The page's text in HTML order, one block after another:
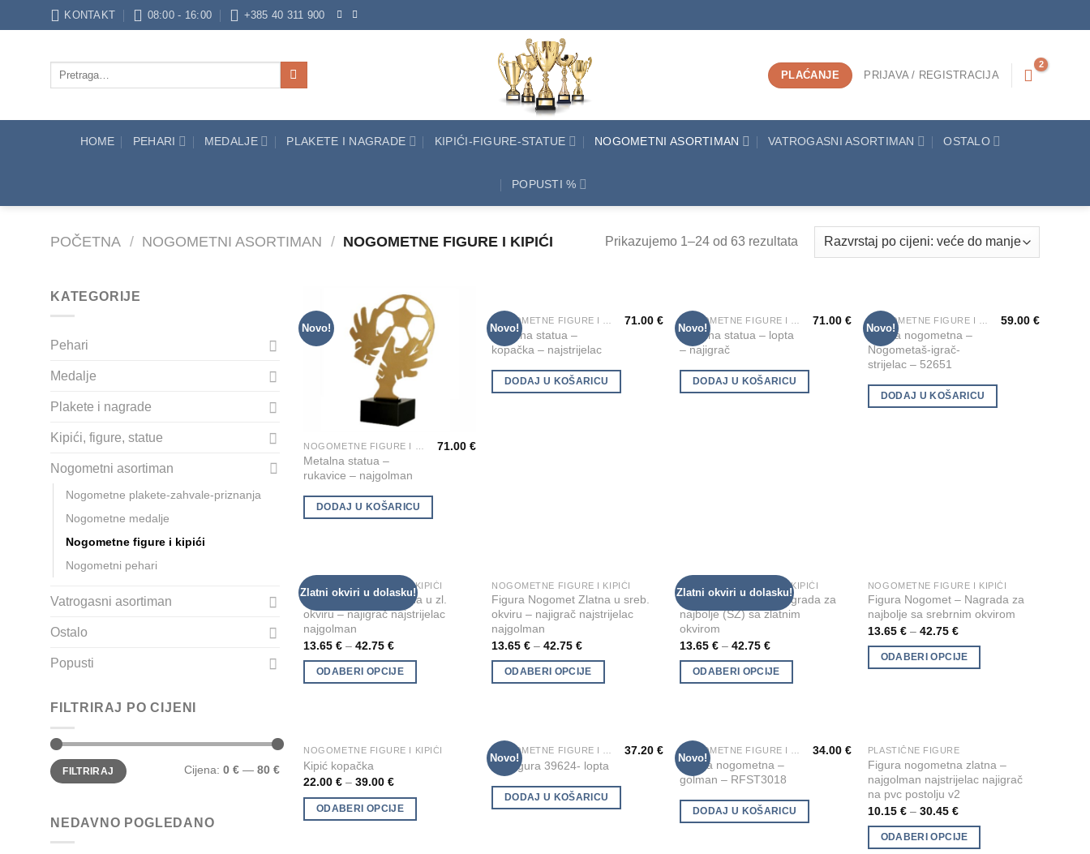
to
KONTAKT 08:00 - 16:00 +385 40 311 900
Pretraži:
PLAĆANJE PRIJAVA / REGISTRACIJA
HOME PEHARI MEDALJE PLAKETE I NAGRADE KIPIĆI-FIGURE-STATUE NOGOMETNI ASORTIMAN VATROGASNI ASORTIMAN OSTALO
POPUSTI %
POČETNA / NOGOMETNI ASORTIMAN / NOGOMETNE FIGURE I KIPIĆI Prikazujemo 1–24 od 63 rezultata
KATEGORIJE
Pehari
Medalje
Plakete i nagrade
Kipići, figure, statue
Nogometni asortiman
Nogometne plakete-zahvale-priznanja
Nogometne medalje
Nogometne figure i kipići
Nogometni pehari
Vatrogasni asortiman
Ostalo
Popusti
FILTRIRAJ PO CIJENI
Min
cijena
Maks
cijenaFILTRIRAJ Cijena: 0 €— 80 €
NEDAVNO POGLEDANO
Novo!
Add to
Wishlist
Metalna statua –
rukavice – najgolman
71.00 €
DODAJ U KOŠARICU
Novo!
Metalna statua –
kopačka – najstrijelac
71.00€
DODAJ U KOŠARICU
Novo!
Metalna statua – lopta
– najigrač
71.00€
DODAJ U KOŠARICU
Novo!
Figura nogometna –
Nogometaš-igrač-
strijelac – 52651
59.00€
DODAJ U KOŠARICU
Zlatni okviri u dolasku!
Add to
NOGOMETNE FIGURE I KIPIĆI
Figura Nogomet Zlatna u zl.
okviru – najigrač najstrijelac
najgolman
13.65€ –42.75€
ODABERI OPCIJE
This
product
has
multiple
variants.
The
chosen
on
product
Add to
NOGOMETNE FIGURE I KIPIĆI
Figura Nogomet Zlatna u sreb.
okviru – najigrač najstrijelac
najgolman
13.65€ –42.75€
ODABERI OPCIJE
This
product
has
multiple
variants.
The
chosen
on
the
product
Zlatni okviri u dolasku!
Add to
NOGOMETNE FIGURE I KIPIĆI
Figura Nogomet – Nagrada za
najbolje (SZ) sa zlatnim
okvirom
13.65€ –42.75€
ODABERI OPCIJE
This
product
has
multiple
variants.
The
chosen
on
product
Add to
NOGOMETNE FIGURE I KIPIĆI
Figura Nogomet – Nagrada za
najbolje sa srebrnim okvirom
13.65 €– 42.75 €
ODABERI OPCIJE
This
product
has
multiple
variants.
chosen
on
the
product
page
NOGOMETNE FIGURE I KIPIĆI
Kipić kopačka
22.00€ –39.00€
ODABERI OPCIJE
This
product
has
multiple
Novo!
Kip-figura 39624- lopta
37.20€
DODAJ U KOŠARICU
Novo!
Figura nogometna –
golman – RFST3018
34.00€
DODAJ U KOŠARICU
PLASTIČNE FIGURE
Figura nogometna zlatna –
najgolman najstrijelac najigrač
na pvc postolju v2
10.15 €– 30.45 €
ODABERI OPCIJE
This
product
has
multiple
variants.
The